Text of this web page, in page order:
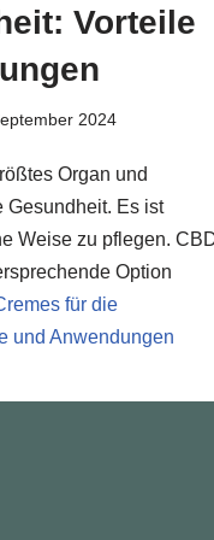
Vorteile
2024
Organ und
Gesundheit. Es ist
Weise zu pflegen.
Option
für die
und Anwendungen